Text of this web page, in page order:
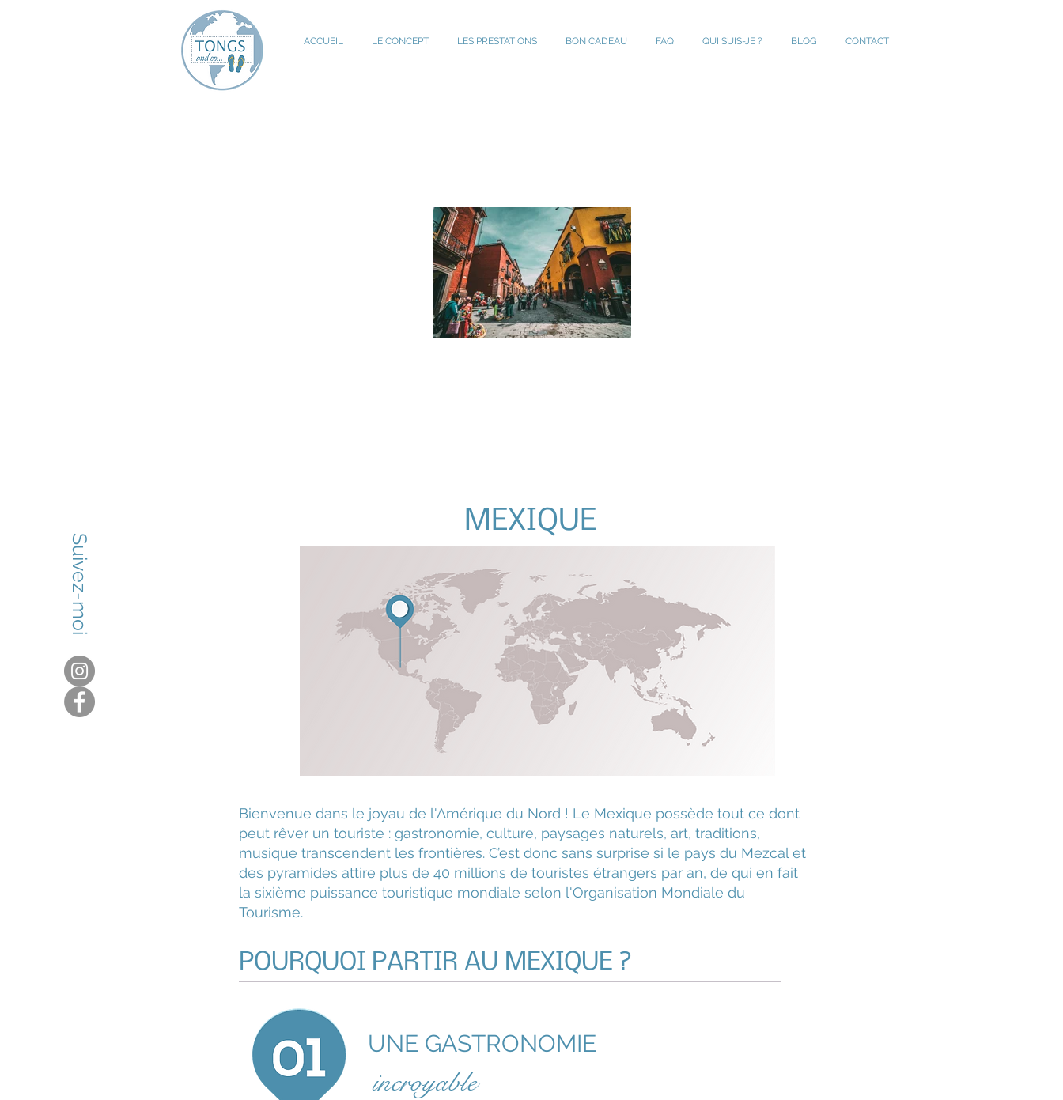
ACCUEIL LE CONCEPT LES PRESTATIONS BON CADEAU FAQ QUI SUIS-JE ? BLOG CONTACT
MEXIQUE
Bienvenue dans le joyau de l'Amérique du Nord ! Le Mexique possède tout ce dont
peut rêver un touriste : gastronomie, culture, paysages naturels, art, traditions,
musique transcendent les frontières. C’est donc sans surprise si le pays du Mezcal et
des pyramides attire plus de 40 millions de touristes étrangers par an, de qui en fait
la sixième puissance touristique mondiale selon l'Organisation Mondiale du
Tourisme.
POURQUOI PARTIR AU MEXIQUE ?
UNE GASTRONOMIE
incroyable
Suivez-moi